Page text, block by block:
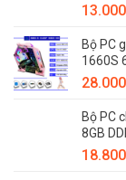
Bộ PC
1660S
Bộ PC
8GB